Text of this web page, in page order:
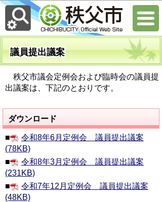
議員提出議案
秩父市議会定例会および臨時会の議員提
出議案は、下記のとおりです。
ダウンロード
■
令和8年6月定例会 議員提出議案
(78KB)
■
令和8年3月定例会 議員提出議案
(231KB)
■
令和7年12月定例会 議員提出議案
(48KB)